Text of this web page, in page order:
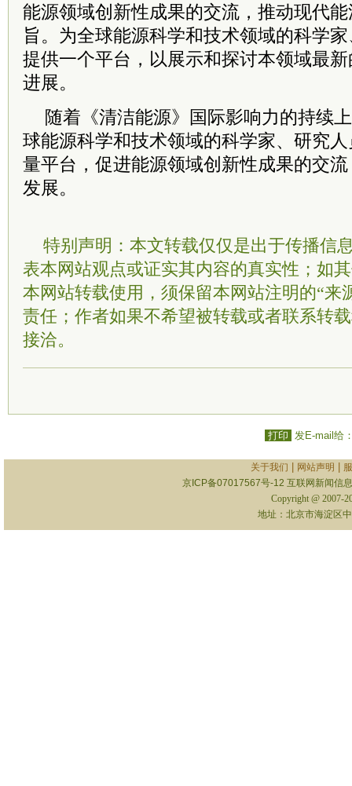
能源领域创新性成果的交流，推动现代
旨。为全球能源科学和技术领域的科学
提供一个平台，以展示和探讨本领域最
进展。
随着《清洁能源》国际影响力的持续
球能源科学和技术领域的科学家、研究
量平台，促进能源领域创新性成果的交
发展。
特别声明：本文转载仅仅是出于传播信
表本网站观点或证实其内容的真实性；如
本网站转载使用，须保留本网站注明的“来
责任；作者如果不希望被转载或者联系转
接洽。
打印 发E-mail给
关于我们 网站声明
京ICP备07017567号-12 互联网新闻信
Copyright @ 2007-
地址：北京市海淀区